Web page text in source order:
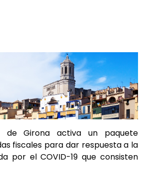
de Girona activa un paquete
fiscales para dar respuesta a la
por el COVID-19 que consisten